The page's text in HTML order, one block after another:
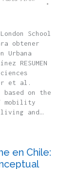
School
obtener
Urbana
RESUMEN
et al.
on the
mobility
living and…
en Chile: